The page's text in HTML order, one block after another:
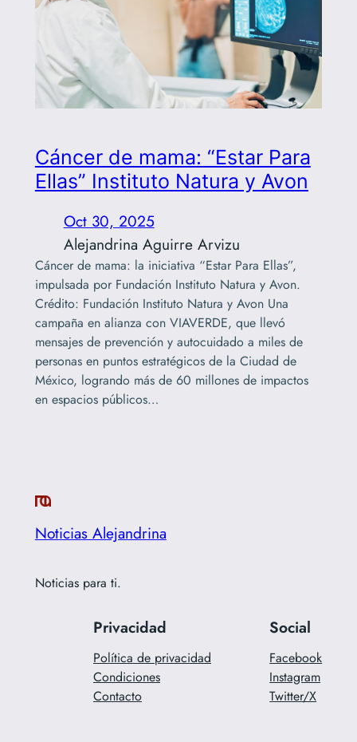
Cáncer de mama: “Estar Para
Ellas” Instituto Natura y Avon
Oct 30, 2025
Alejandrina Aguirre Arvizu
Cáncer de mama: la iniciativa “Estar Para Ellas”,
impulsada por Fundación Instituto Natura y Avon.
Crédito: Fundación Instituto Natura y Avon Una
campaña en alianza con VIAVERDE, que llevó
mensajes de prevención y autocuidado a miles de
personas en puntos estratégicos de la Ciudad de
México, logrando más de 60 millones de impactos
en espacios públicos…
Noticias Alejandrina
Noticias para ti.
Privacidad
Política de privacidad
Condiciones
Contacto
Social
Facebook
Instagram
Twitter/X